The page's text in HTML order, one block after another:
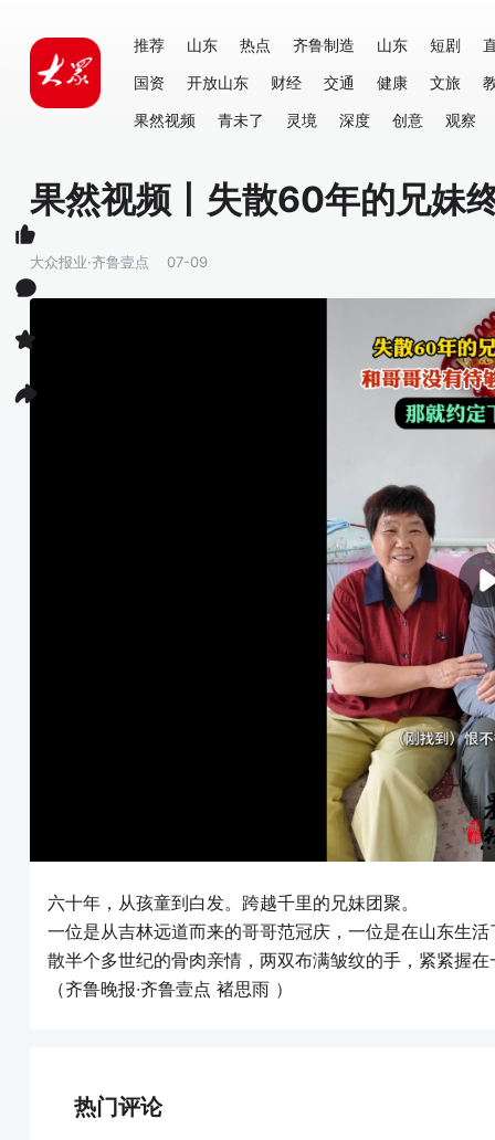
推荐 山东 热点 齐鲁制造 山东 短剧
国资
开放山东 财经 交通 健康 文旅
果然视频
青未了 灵境 深度 创意 观察
果然视频丨失散60年的兄妹
大众报业·齐鲁壹点 07-09
六十年，从孩童到白发。跨越千里的兄妹团聚。
一位是从吉林远道而来的哥哥范冠庆，一位是在山东生
散半个多世纪的骨肉亲情，两双布满皱纹的手，紧紧握在
（齐鲁晚报·齐鲁壹点 褚思雨 ）
热门评论